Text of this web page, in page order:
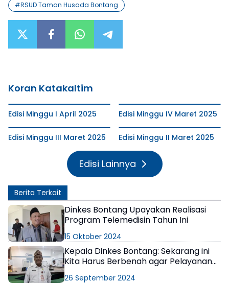
#RSUD Taman Husada Bontang
Koran Katakaltim
Edisi Minggu I April 2025 Edisi Minggu IV Maret 2025
Edisi Minggu III Maret 2025 Edisi Minggu II Maret 2025
Edisi Lainnya
Berita Terkait
Dinkes Bontang Upayakan Realisasi
Program Telemedisin Tahun Ini
15 Oktober 2024
Kepala Dinkes Bontang: Sekarang ini
Kita Harus Berbenah agar Pelayanan
26 September 2024